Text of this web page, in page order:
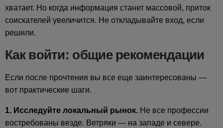
хватает. Но когда информация станет массовой, приток
соискателей увеличится. Не откладывайте вход, если
решили.
Как войти: общие рекомендации
Если после прочтения вы все еще заинтересованы —
вот практические шаги.
1. Исследуйте локальный рынок. Не все профессии
востребованы везде. Ветряки — на западе и севере.